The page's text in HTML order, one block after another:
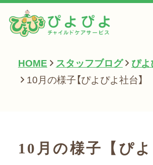
HOME
サービス一覧
HOME スタッフブログ
ぴ
10月の様子【ぴよぴよ社台】
10月の様子【ぴ